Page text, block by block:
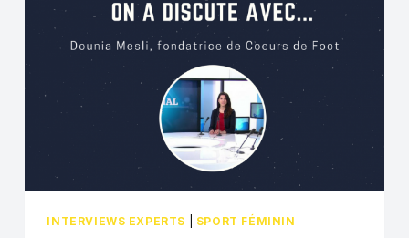
DE
FOOTBALL
FÉMININ,
L’AVENIR »
INTERVIEWS EXPERTS SPORT FÉMININ